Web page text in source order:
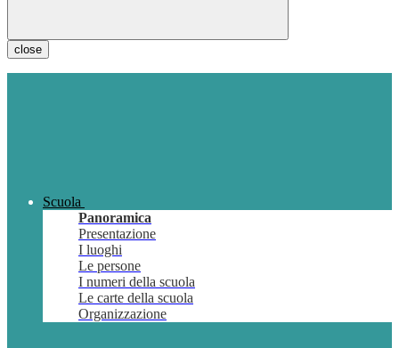
close
Scuola
Panoramica
Presentazione
I luoghi
Le persone
I numeri della scuola
Le carte della scuola
Organizzazione